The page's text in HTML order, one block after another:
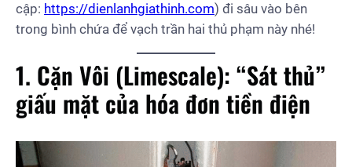
cập: https://dienlanhgiathinh.com) đi sâu vào bên
trong bình chứa để vạch trần hai thủ phạm này nhé!
1. Cặn Vôi (Limescale): “Sát thủ”
giấu mặt của hóa đơn tiền điện